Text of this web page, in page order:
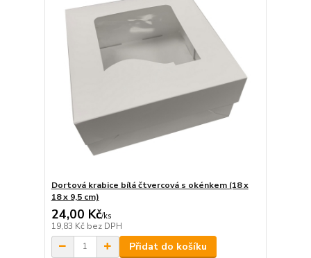
Dortová krabice bílá čtvercová s okénkem (18 x
18 x 9,5 cm)
24,00 Kč/ks
19,83 Kč bez DPH
Přidat do košíku